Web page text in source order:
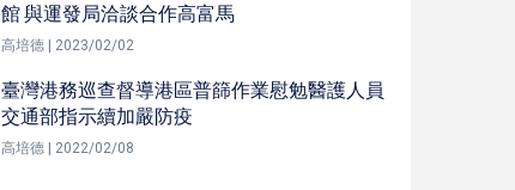
館 與運發局洽談合作高富馬
高培德 | 2023/02/02
臺灣港務巡查督導港區普篩作業慰勉醫護人員
交通部指示續加嚴防疫
高培德 | 2022/02/08